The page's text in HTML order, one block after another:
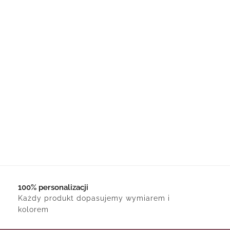
100% personalizacji
Każdy produkt dopasujemy wymiarem i
kolorem